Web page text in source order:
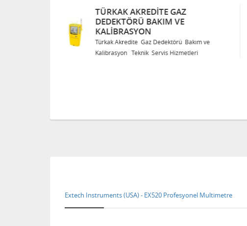
TÜRKAK AKREDITE GAZ
DEDEKTÖRÜ BAKIM VE
KALIBRASYON
Türkak Akredite Gaz Dedektörü Bakım ve
Kalibrasyon Teknik Servis Hizmetleri
Extech Instruments (USA) - EX520 Profesyonel Multimetre